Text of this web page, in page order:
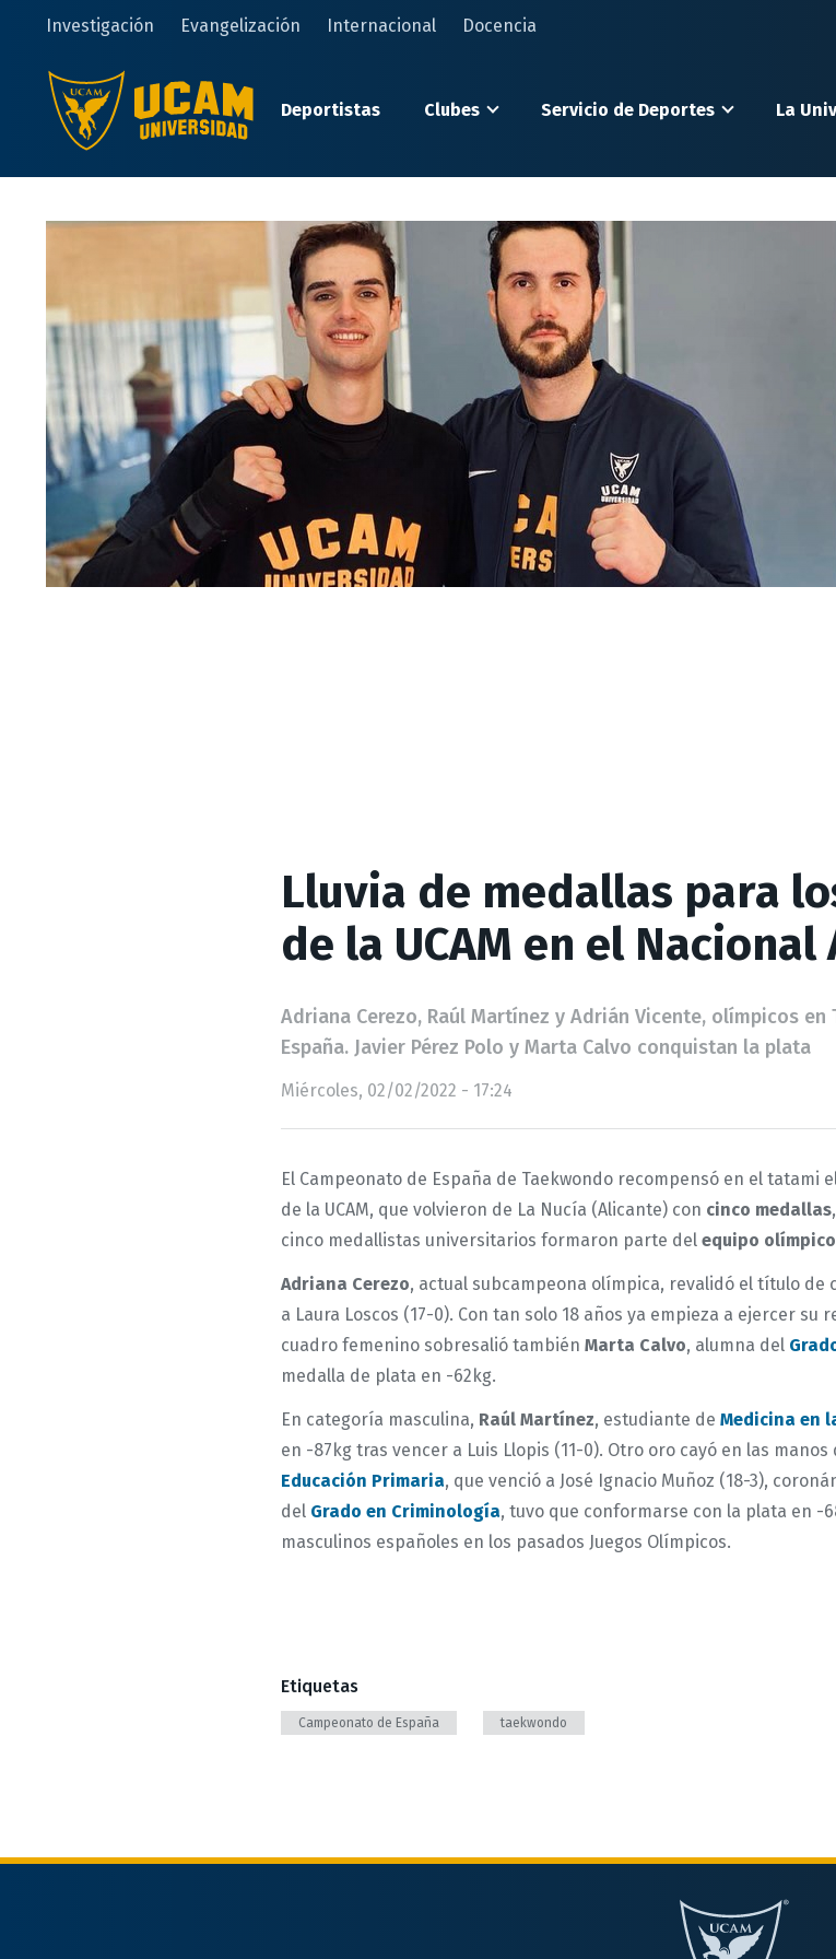
principal
Investigación Evangelización Internacional Docencia
Deportistas Clubes Servicio de Deportes La
Lluvia de medallas para
de la UCAM en el
Adriana Cerezo, Raúl Martínez y Adrián Vicente, olímpicos
España. Javier Pérez Polo y Marta Calvo conquistan la plata
Miércoles, 02/02/2022 - 17:24
El Campeonato de España de Taekwondo recompensó en el
de la UCAM, que volvieron de La Nucía (Alicante) con cinco medallas
cinco medallistas universitarios formaron parte del equipo
Adriana Cerezo, actual subcampeona olímpica, revalidó el título
a Laura Loscos (17-0). Con tan solo 18 años ya empieza a ejercer
cuadro femenino sobresalió también Marta Calvo, alumna del
medalla de plata en -62kg.
En categoría masculina, Raúl Martínez, estudiante de Medicina en
en -87kg tras vencer a Luis Llopis (11-0). Otro oro cayó en las manos
Educación Primaria, que venció a José Ignacio Muñoz (18-3),
del Grado en Criminología, tuvo que conformarse con la plata en
masculinos españoles en los pasados Juegos Olímpicos.
Etiquetas
Campeonato de España taekwondo